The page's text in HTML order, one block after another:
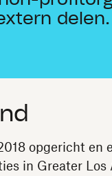
delen.
opgericht en
in Greater